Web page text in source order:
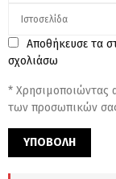
Αποθήκευσε τα
σχολιάσω
* Χρησιμοποιώντας
των προσωπικών